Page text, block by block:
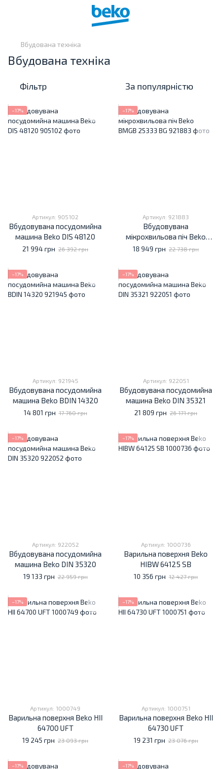
Вбудована техніка
Вбудована техніка
Фільтр За популярністю
−17%
Артикул: 905102
Вбудовувана посудомийна
машина Beko DIS 48120
21 994 грн 26 392 грн
−17%
Артикул: 921883
Вбудовувана
мікрохвильова піч Beko
BMGB 25333 BG
18 949 грн 22 738 грн
−17%
Артикул: 921945
Вбудовувана посудомийна
машина Beko BDIN 14320
14 801 грн 17 760 грн
−17%
Артикул: 922051
Вбудовувана посудомийна
машина Beko DIN 35321
21 809 грн 26 171 грн
−17%
Артикул: 922052
Вбудовувана посудомийна
машина Beko DIN 35320
19 133 грн 22 959 грн
−17%
Артикул: 1000736
Варильна поверхня Beko
HIBW 64125 SB
10 356 грн 12 427 грн
−17%
Артикул: 1000749
Варильна поверхня Beko HII
64700 UFT
19 245 грн 23 093 грн
−17%
Артикул: 1000751
Варильна поверхня Beko HII
64730 UFT
19 231 грн 23 076 грн
−17% −17%